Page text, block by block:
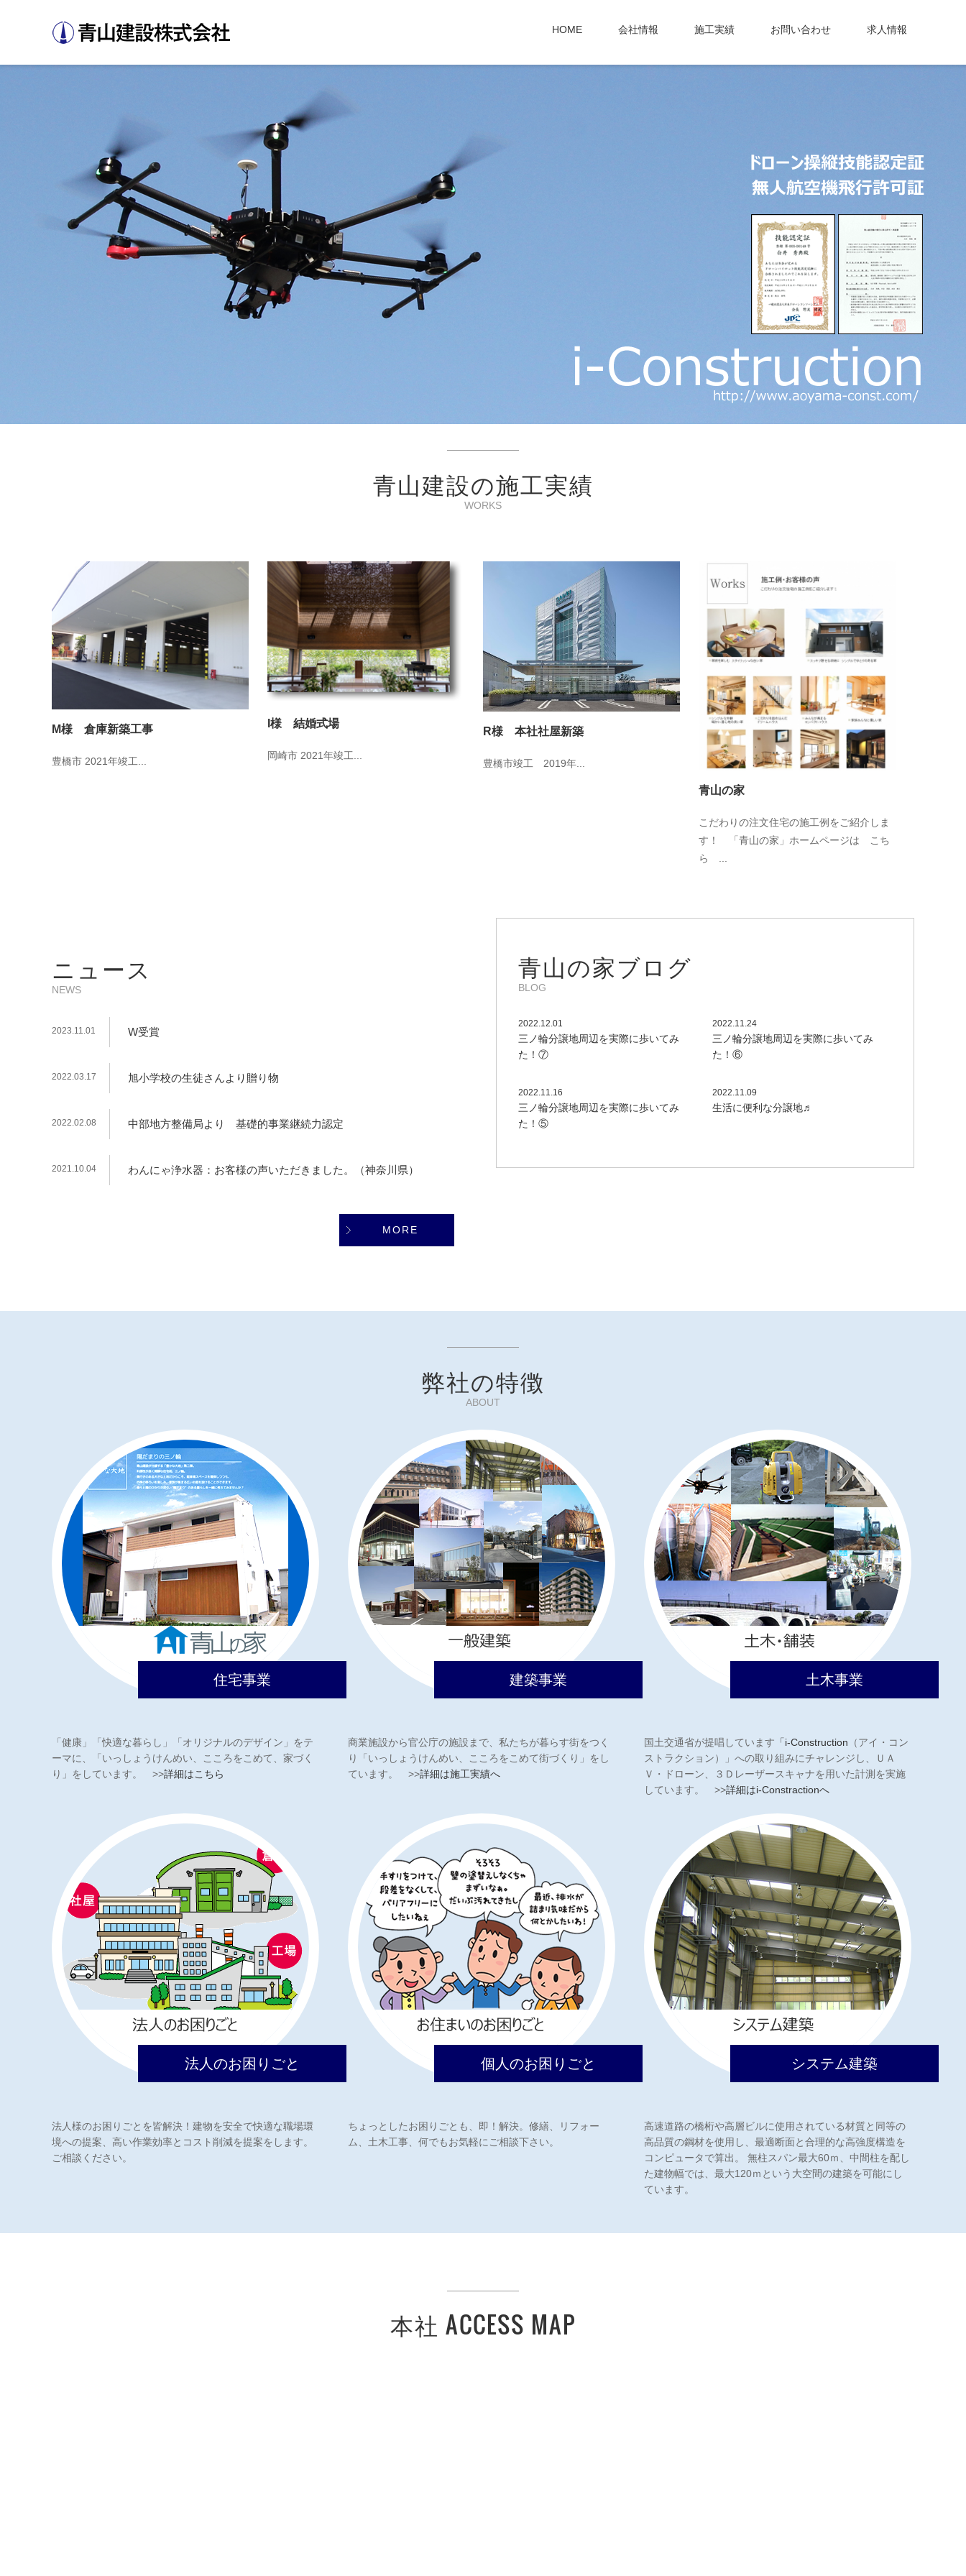
HOME 会社情報 施工実績 お問い合わせ 求人情報
青山建設の施工実績
WORKS
M様 倉庫新築工事
豊橋市 2021年竣工...
I様 結婚式場
岡崎市 2021年竣工...
R様 本社社屋新築
豊橋市竣工 2019年...
青山の家
こだわりの注文住宅の施工例をご紹介しま
す！ 「青山の家」ホームページは こち
ら ...
ニュース
NEWS
2023.11.01 W受賞
2022.03.17 旭小学校の生徒さんより贈り物
2022.02.08 中部地方整備局より 基礎的事業継続力認定
2021.10.04 わんにゃ浄水器：お客様の声いただきました。（神奈川県）
MORE
青山の家ブログ
BLOG
2022.12.01
三ノ輪分譲地周辺を実際に歩いてみ
た！⑦
2022.11.24
三ノ輪分譲地周辺を実際に歩いてみ
た！⑥
2022.11.16
三ノ輪分譲地周辺を実際に歩いてみ
た！⑤
2022.11.09
生活に便利な分譲地♬
弊社の特徴
ABOUT
住宅事業
「健康」「快適な暮らし」「オリジナルのデザイン」をテ
ーマに、「いっしょうけんめい、こころをこめて、家づく
り」をしています。 >>詳細はこちら
建築事業
商業施設から官公庁の施設まで、私たちが暮らす街をつく
り「いっしょうけんめい、こころをこめて街づくり」をし
ています。 >>詳細は施工実績へ
土木事業
国土交通省が提唱しています 「i-Construction （アイ・コン
ストラクション）」への取り組みにチャレンジし、ＵＡ
Ｖ・ドローン、３Ｄレーザースキャナを用いた計測を実施
しています。 >>詳細はi-Constractionへ
法人のお困りごと
法人様のお困りごとを皆解決！建物を安全で快適な職場環
境への提案、高い作業効率とコスト削減を提案をします。
ご相談ください。
個人のお困りごと
ちょっとしたお困りごとも、即！解決。修繕、リフォー
ム、土木工事、何でもお気軽にご相談下さい。
システム建築
高速道路の橋桁や高層ビルに使用されている材質と同等の
高品質の鋼材を使用し、最適断面と合理的な高強度構造を
コンピュータで算出。 無柱スパン最大60ｍ、中間柱を配し
た建物幅では、最大120ｍという大空間の建築を可能にし
ています。
本社 ACCESS MAP